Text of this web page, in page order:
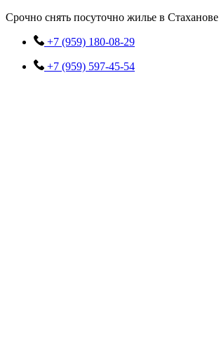
Перейти
содержимому
Срочно снять посуточно жилье в Стаханове
+7 (959) 180-08-29
+7 (959) 597-45-54